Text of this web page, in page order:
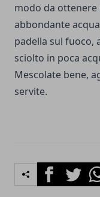
modo da ottenere
abbondante
padella sul fuoco,
sciolto in poca
Mescolate bene,
servite.
FacebookTwitter